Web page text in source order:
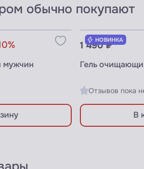
обычно покупают
мужчин
НОВИНКА
1 490 ₽
Гель
Отзывов пока
В